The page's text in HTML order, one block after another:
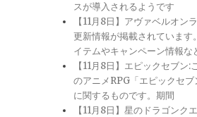
スが導入されるようです
【11月8日】アヴァベルオン
更新情報が掲載されています
イテムやキャンペーン情報な
【11月8日】エピックセブン:
のアニメRPG「エピックセブ
に関するものです。期間
【11月8日】星のドラゴンク